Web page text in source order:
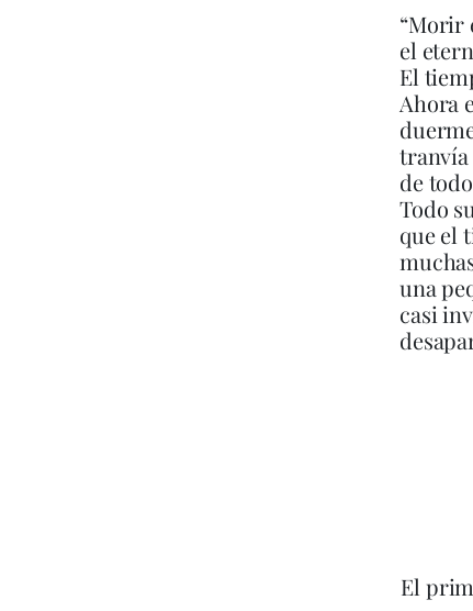
“Morir
el
El
Ahora
tranvía
de
Todo
que el
una
casi
El